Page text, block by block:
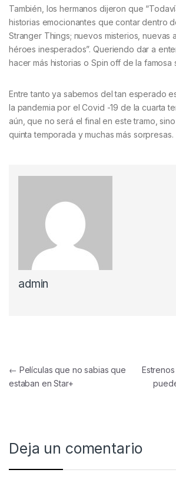
También, los hermanos dijeron que
historias emocionantes que contar dentro
Stranger Things; nuevos misterios, nuevas
héroes inesperados”. Queriendo dar a
hacer más historias o Spin off de la famosa
Entre tanto ya sabemos del tan esperado
la pandemia por el Covid -19 de la cuarta
aún, que no será el final en este tramo,
quinta temporada y muchas más sorpresas.
admin
Navegación de entradas
← Películas que no sabias que
estaban en Star+
Deja un comentario